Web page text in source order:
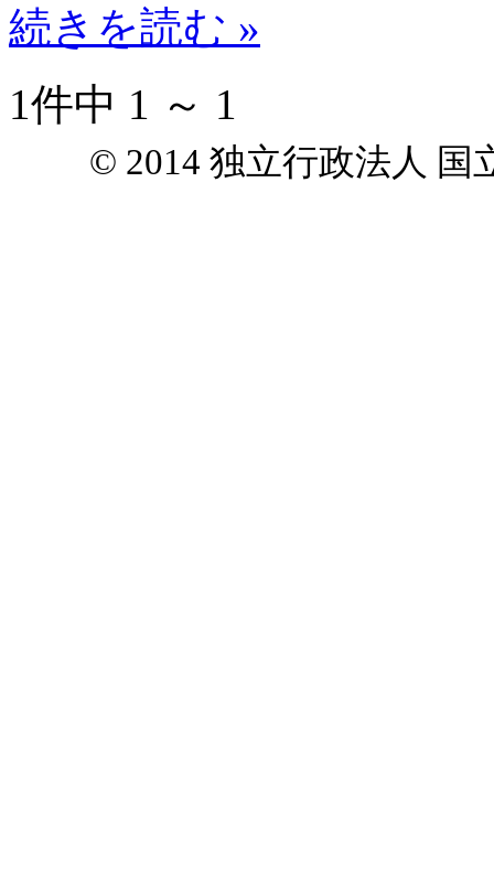
続きを読む »
1件中 1 ～ 1
© 2014 独立行政法人 国